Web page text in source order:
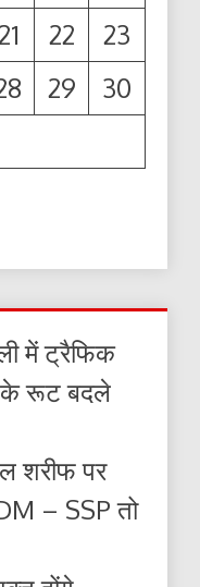
22
23
29
30
में ट्रैफिक
के रूट बदले
शरीफ पर
– SSP तो